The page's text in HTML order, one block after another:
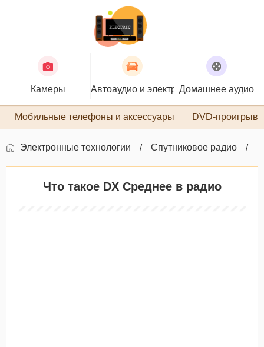
Камеры Автоаудио и электроникаДомашнее аудио
Мобильные телефоны и аксессуары DVD-
Электронные технологии Спутниковое радио
Что такое DX Среднее в радио